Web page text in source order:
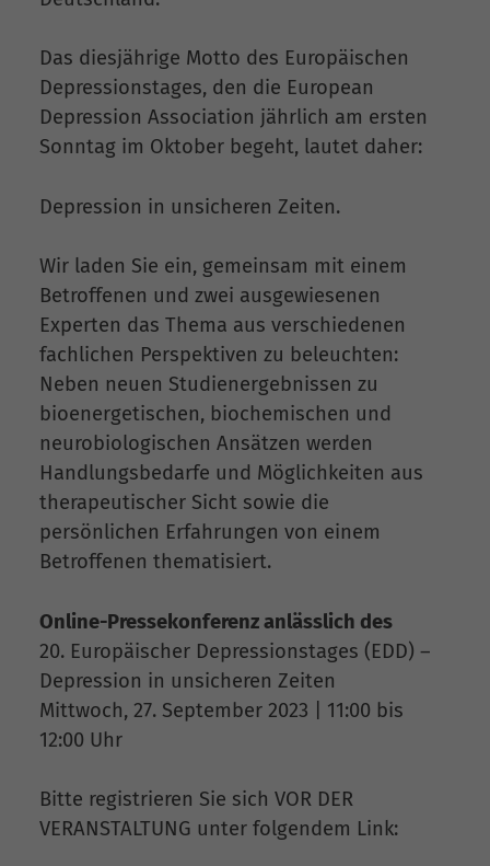
Das diesjährige Motto des Europäischen
Depressionstages, den die European
Depression Association jährlich am ersten
Sonntag im Oktober begeht, lautet daher:
Depression in unsicheren Zeiten.
Wir laden Sie ein, gemeinsam mit einem
Betroffenen und zwei ausgewiesenen
Experten das Thema aus verschiedenen
fachlichen Perspektiven zu beleuchten:
Neben neuen Studienergebnissen zu
bioenergetischen, biochemischen und
neurobiologischen Ansätzen werden
Handlungsbedarfe und Möglichkeiten aus
therapeutischer Sicht sowie die
persönlichen Erfahrungen von einem
Betroffenen thematisiert.
Online-Pressekonferenz anlässlich des
20. Europäischer Depressionstages (EDD) –
Depression in unsicheren Zeiten
Mittwoch, 27. September 2023 | 11:00 bis
12:00 Uhr
Bitte registrieren Sie sich VOR DER
VERANSTALTUNG unter folgendem Link: